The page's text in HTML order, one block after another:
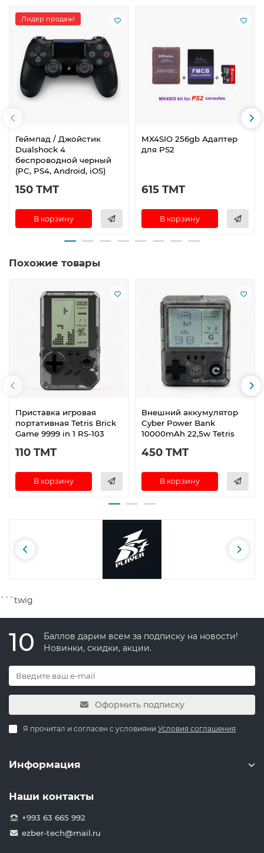
Лидер продаж!
Геймпад / Джойстик
Dualshock 4
беспроводной черный
(PC, PS4, Android, iOS)
150 TMT
В корзину
MX4SIO 256gb Адаптер
для PS2
615 TMT
В корзину
Похожие товары
Приставка игровая
портативная Tetris Brick
Game 9999 in 1 RS-103
110 TMT
В корзину
Внешний аккумулятор
Cyber Power Bank
10000mAh 22,5w Tetris
450 TMT
В корзину
```twig
10
Баллов дарим всем за подписку на новости!
Новинки, скидки, акции.
Оформить подписку
Я прочитал и согласен с условиями Условия соглашения
Информация
Наши контакты
+993 63 665 992
ezber-tech@mail.ru